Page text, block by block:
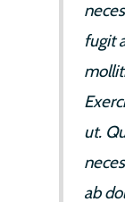
fugit
ut.
ab